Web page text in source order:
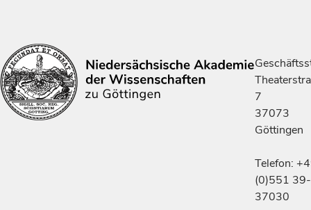
7
37073
Göttingen
Telefon:
(0)551 39-
37030